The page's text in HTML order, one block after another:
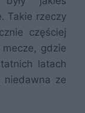
0:2, 0:1
1:1, 1:3
Takie rzeczy
częściej
gdzie
latach
niedawna ze